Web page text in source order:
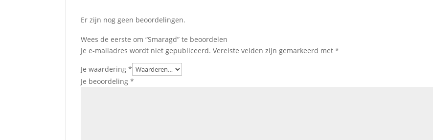
Er zijn nog geen beoordelingen.
Wees de eerste om “Smaragd” te beoordelen
Je e-mailadres wordt niet gepubliceerd. Vereiste velden zijn gemarkeerd met*
Je waardering*
Je beoordeling*